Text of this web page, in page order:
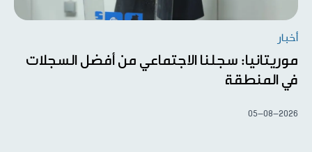
أخبار
موريتانيا: سجلنا الاجتماعي من أفضل السجلات
في المنطقة
05-08-2026